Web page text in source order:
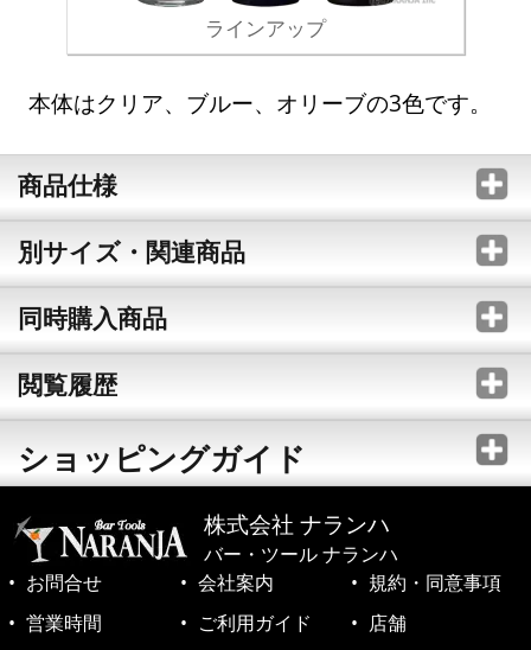
ラインアップ
本体はクリア、ブルー、オリーブの3色です。
商品仕様
別サイズ・関連商品
同時購入商品
閲覧履歴
ショッピングガイド
株式会社 ナランハ
バー・ツール ナランハ
お問合せ
会社案内
規約・同意事項
営業時間
ご利用ガイド
店舗